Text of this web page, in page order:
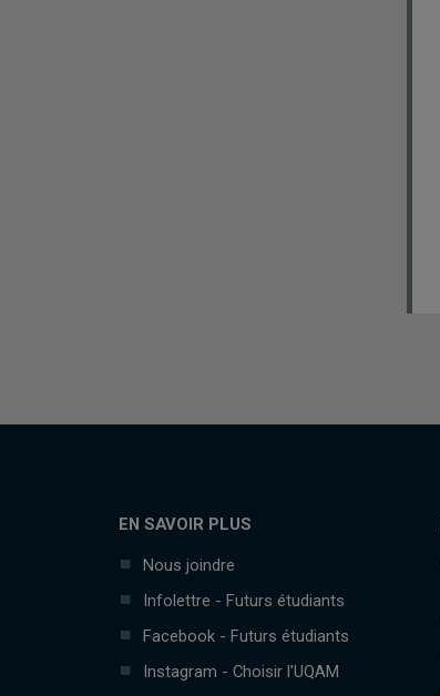
EN SAVOIR PLUS
Nous joindre
Infolettre - Futurs étudiants
Facebook - Futurs étudiants
Instagram - Choisir l'UQAM